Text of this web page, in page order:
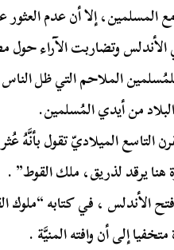
إلا أن عدم العثور
وتضاربت الآراء حول
الملاحم التي ظل الناس
من أيدي المُسلمين.
التاسع الميلاديّ تقول بأنَّهُ
هنا يرقد لذريق، ملك القوط” .
الأندلس ، في كتابه “ملوك
إلى أن وافته المنيَّة .